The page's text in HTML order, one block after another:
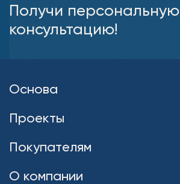
Получи персональную
консультацию!
Основа
Проекты
Покупателям
О компании